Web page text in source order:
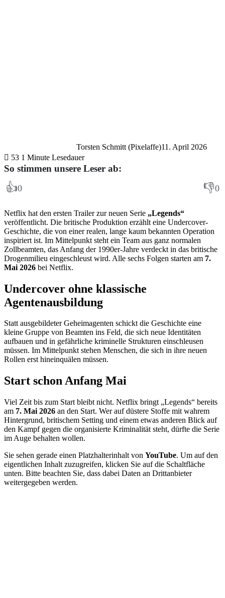
Torsten Schmitt (Pixelaffe)11. April 2026
53 1 Minute Lesedauer
So stimmen unsere Leser ab:
👍0 👎0
Netflix hat den ersten Trailer zur neuen Serie „Legends“
veröffentlicht. Die britische Produktion erzählt eine Undercover-
Geschichte, die von einer realen, lange kaum bekannten Operation
inspiriert ist. Im Mittelpunkt steht ein Team aus ganz normalen
Zollbeamten, das Anfang der 1990er-Jahre verdeckt in das britische
Drogenmilieu eingeschleust wird. Alle sechs Folgen starten am 7.
Mai 2026 bei Netflix.
Undercover ohne klassische
Agentenausbildung
Statt ausgebildeter Geheimagenten schickt die Geschichte eine
kleine Gruppe von Beamten ins Feld, die sich neue Identitäten
aufbauen und in gefährliche kriminelle Strukturen einschleusen
müssen. Im Mittelpunkt stehen Menschen, die sich in ihre neuen
Rollen erst hineinquälen müssen.
Start schon Anfang Mai
Viel Zeit bis zum Start bleibt nicht. Netflix bringt „Legends“ bereits
am 7. Mai 2026 an den Start. Wer auf düstere Stoffe mit wahrem
Hintergrund, britischem Setting und einem etwas anderen Blick auf
den Kampf gegen die organisierte Kriminalität steht, dürfte die Serie
im Auge behalten wollen.
Sie sehen gerade einen Platzhalterinhalt von YouTube. Um auf den
eigentlichen Inhalt zuzugreifen, klicken Sie auf die Schaltfläche
unten. Bitte beachten Sie, dass dabei Daten an Drittanbieter
weitergegeben werden.